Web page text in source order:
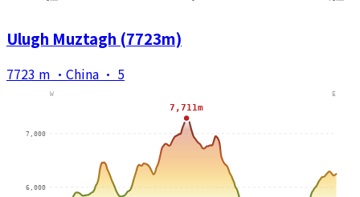
Ulugh Muztagh (7723m)
7723 m · China · 5